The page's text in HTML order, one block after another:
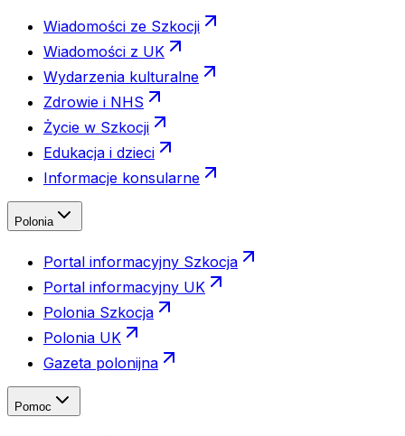
Wiadomości ze Szkocji
Wiadomości z UK
Wydarzenia kulturalne
Zdrowie i NHS
Życie w Szkocji
Edukacja i dzieci
Informacje konsularne
Polonia
Portal informacyjny Szkocja
Portal informacyjny UK
Polonia Szkocja
Polonia UK
Gazeta polonijna
Pomoc